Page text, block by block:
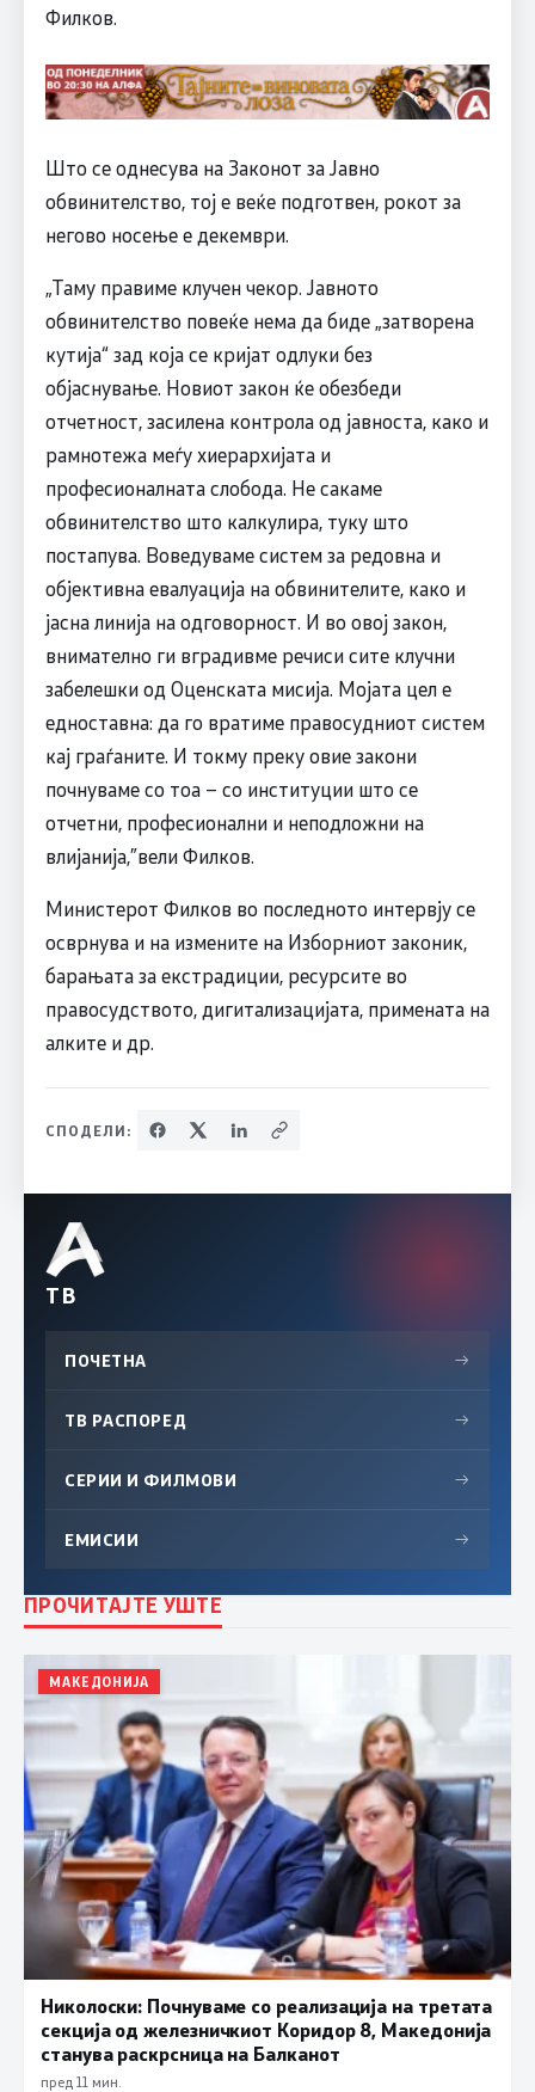
Филков.
Што се однесува на Законот за Јавно
обвинителство, тој е веќе подготвен, рокот за
негово носење е декември.
„Таму правиме клучен чекор. Јавното
обвинителство повеќе нема да биде „затворена
кутија“ зад која се кријат одлуки без
објаснување. Новиот закон ќе обезбеди
отчетност, засилена контрола од јавноста, како и
рамнотежа меѓу хиерархијата и
професионалната слобода. Не сакаме
обвинителство што калкулира, туку што
постапува. Воведуваме систем за редовна и
објективна евалуација на обвинителите, како и
јасна линија на одговорност. И во овој закон,
внимателно ги вградивме речиси сите клучни
забелешки од Оценската мисија. Мојата цел е
едноставна: да го вратиме правосудниот систем
кај граѓаните. И токму преку овие закони
почнуваме со тоа – со институции што се
отчетни, професионални и неподложни на
влијанија,”вели Филков.
Министерот Филков во последното интервју се
осврнува и на измените на Изборниот законик,
барањата за екстрадиции, ресурсите во
правосудството, дигитализацијата, примената на
алките и др.
СПОДЕЛИ:
ТВ
ПОЧЕТНА →
ТВ РАСПОРЕД →
СЕРИИ И ФИЛМОВИ →
ЕМИСИИ →
ПРОЧИТАЈТЕ УШТЕ
МАКЕДОНИЈА
Николоски: Почнуваме со реализација на третата
секција од железничкиот Коридор 8, Македонија
станува раскрсница на Балканот
пред 11 мин.